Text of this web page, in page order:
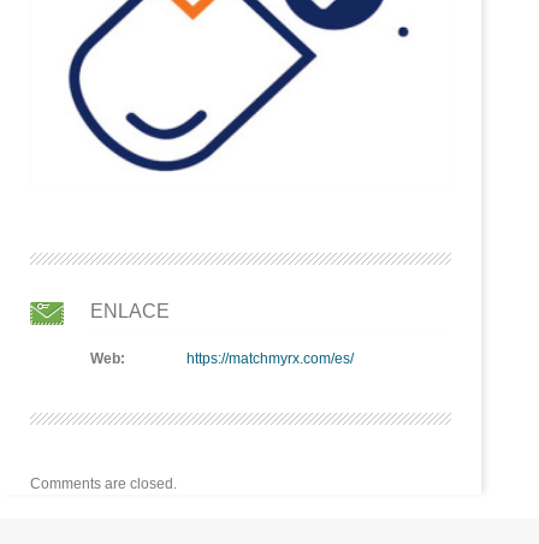
ENLACE
Web: https://matchmyrx.com/es/
Comments are closed.